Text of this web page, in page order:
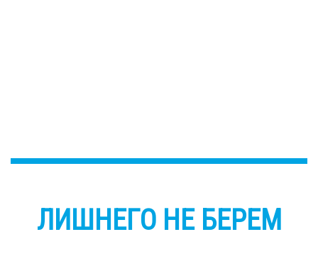
ЛИШНЕГО НЕ БЕРЕМ